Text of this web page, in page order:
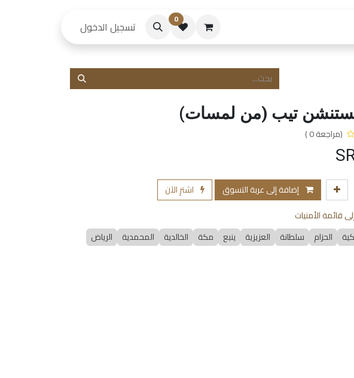
0 تسجيل الدخول
تيب (من لمسات)
(مراجعة 0 )
إضافة إلى عربة التسوق
اشترِ الآن
الحزام سلطانة العزيزية ينبع مكة الخالدية المحمدية الرياض